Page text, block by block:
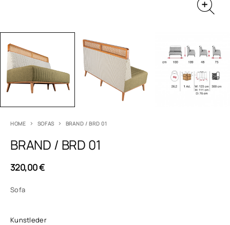
HOME SOFAS BRAND / BRD 01
BRAND / BRD 01
320,00€
Sofa
Kunstleder